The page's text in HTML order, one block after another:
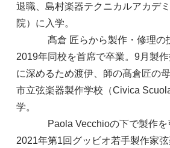
退職、島村楽器テクニカルアカデ
院）に入学。
髙倉 匠らから製作・修理の技
2019年同校を首席で卒業。9月製
に深めるため渡伊、師の髙倉匠の
市立弦楽器製作学校（Civica
学。
Paola Vecchioの下で製作を引
2021年第1回グッビオ若手製作家